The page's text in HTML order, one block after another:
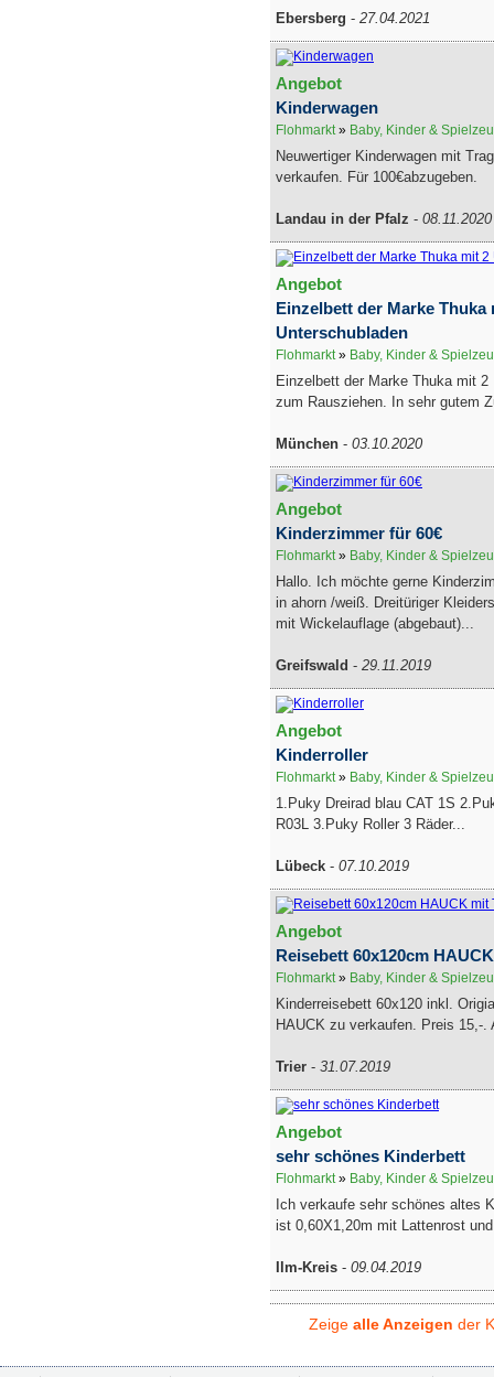
Ebersberg - 27.04.2021
Angebot
Kinderwagen
Flohmarkt» Baby, Kinder &
Neuwertiger Kinderwagen mit
verkaufen. Für 100€abzugeben.
Landau in der Pfalz - 08.11.2020
Angebot
Einzelbett der Marke Thuka
Unterschubladen
Flohmarkt» Baby, Kinder &
Einzelbett der Marke Thuka mit 2
zum Rausziehen. In sehr gutem
München - 03.10.2020
Angebot
Kinderzimmer für 60€
Flohmarkt» Baby, Kinder &
Hallo. Ich möchte gerne
in ahorn /weiß. Dreitüriger
mit Wickelauflage (abgebaut)...
Greifswald - 29.11.2019
Angebot
Kinderroller
Flohmarkt» Baby, Kinder &
1.Puky Dreirad blau CAT 1S
R03L 3.Puky Roller 3 Räder...
Lübeck - 07.10.2019
Angebot
Reisebett 60x120cm
Flohmarkt» Baby, Kinder &
Kinderreisebett 60x120 inkl.
HAUCK zu verkaufen. Preis 15,-.
Trier - 31.07.2019
Angebot
sehr schönes Kinderbett
Flohmarkt» Baby, Kinder &
Ich verkaufe sehr schönes altes
ist 0,60X1,20m mit Lattenrost
Ilm-Kreis - 09.04.2019
Zeige alle Anzeigen der